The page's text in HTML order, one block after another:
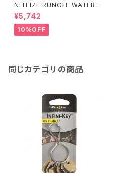
NITEIZE RUNOFF WATERPR
OOF PACKING CUBE(S)
¥5,742
10%OFF
同じカテゴリの商品